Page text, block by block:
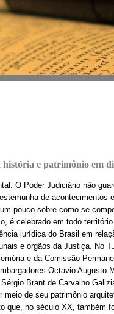
e patrimônio em
O Poder Judiciário não
de acontecimentos
pouco sobre como se
é celebrado em todo
jurídica do Brasil em
e órgãos da Justiça. No
e da Comissão
Octavio Augusto
Brant de Carvalho
de seu patrimônio
que, no século XX, também